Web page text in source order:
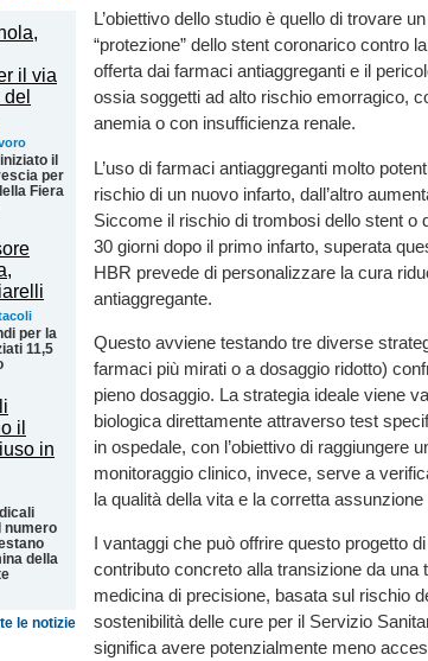
il
per
Fiera
per la
11,5
numero
della
le notizie
L’obiettivo dello studio è quello di trovare
“protezione” dello stent coronarico contro
offerta dai farmaci antiaggreganti e il
ossia soggetti ad alto rischio emorragico,
anemia o con insufficienza renale.
L’uso di farmaci antiaggreganti molto
rischio di un nuovo infarto, dall’altro
Siccome il rischio di trombosi dello stent o
30 giorni dopo il primo infarto, superata
HBR prevede di personalizzare la cura
antiaggregante.
Questo avviene testando tre diverse
farmaci più mirati o a dosaggio ridotto)
pieno dosaggio. La strategia ideale viene
biologica direttamente attraverso test
in ospedale, con l’obiettivo di raggiungere
monitoraggio clinico, invece, serve a
la qualità della vita e la corretta
I vantaggi che può offrire questo progetto
contributo concreto alla transizione da una
medicina di precisione, basata sul rischio
sostenibilità delle cure per il Servizio
significa avere potenzialmente meno